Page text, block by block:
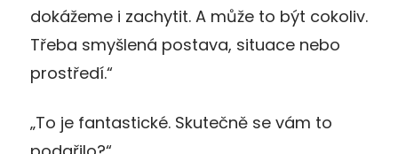
dokážeme i zachytit. A může to být cokoliv.
Třeba smyšlená postava, situace nebo
prostředí.“
„To je fantastické. Skutečně se vám to